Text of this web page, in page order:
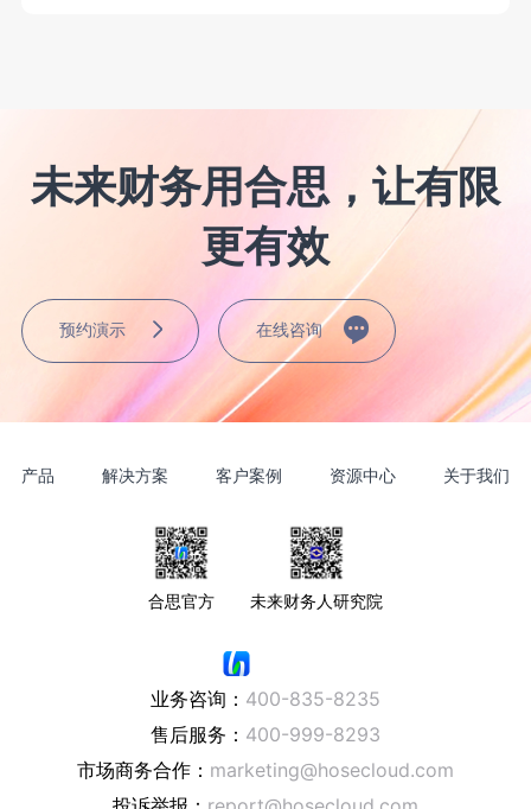
未来财务用合思，让有限
更有效
预约演示 在线咨询
产品 解决方案 客户案例 资源中心 关于我们
合思官方 未来财务人研究院
业务咨询： 400-835-8235
售后服务： 400-999-8293
市场商务合作： marketing@hosecloud.com